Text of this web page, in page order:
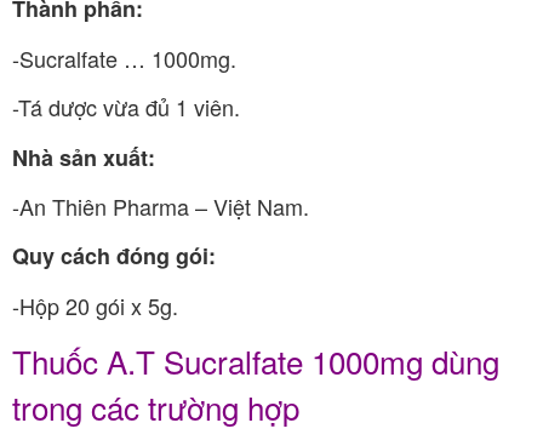
Thành phần:
-Sucralfate … 1000mg.
-Tá dược vừa đủ 1 viên.
Nhà sản xuất:
-An Thiên Pharma – Việt Nam.
Quy cách đóng gói:
-Hộp 20 gói x 5g.
Thuốc A.T Sucralfate 1000mg dùng
trong các trường hợp